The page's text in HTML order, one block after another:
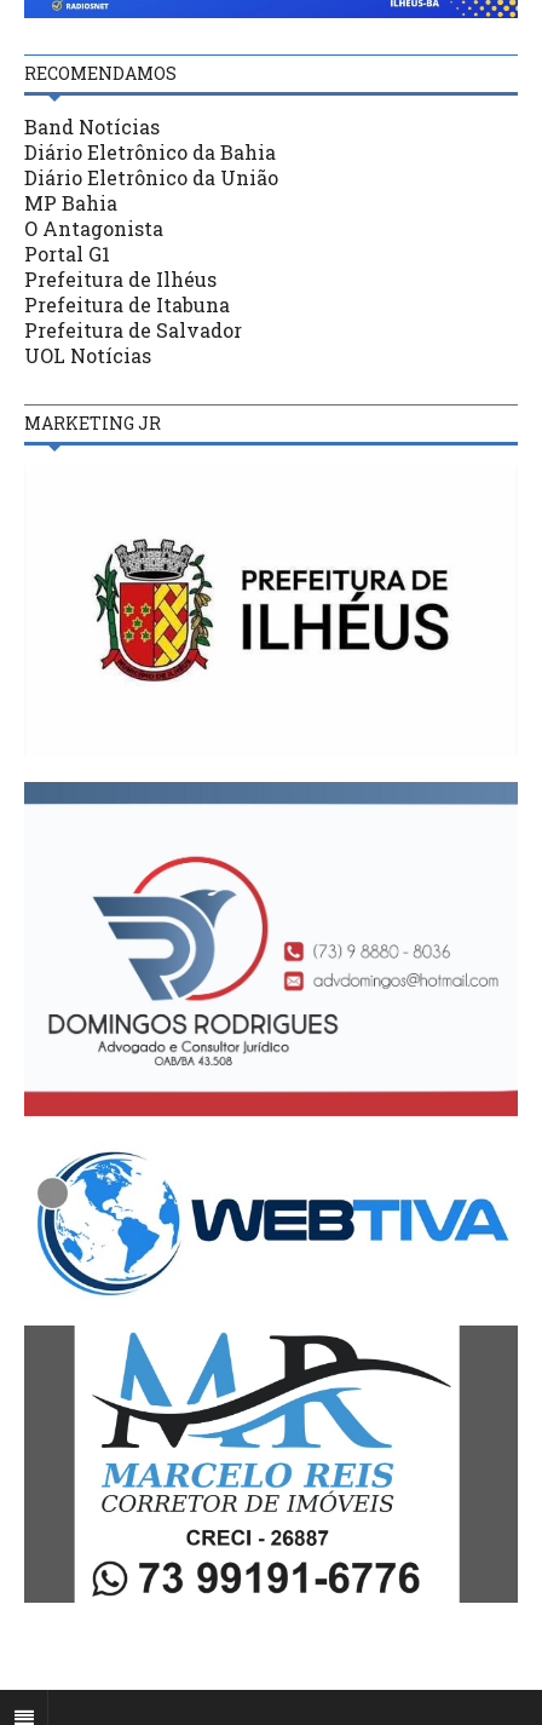
RECOMENDAMOS
Band Notícias
Diário Eletrônico da Bahia
Diário Eletrônico da União
MP Bahia
O Antagonista
Portal G1
Prefeitura de Ilhéus
Prefeitura de Itabuna
Prefeitura de Salvador
UOL Notícias
MARKETING JR